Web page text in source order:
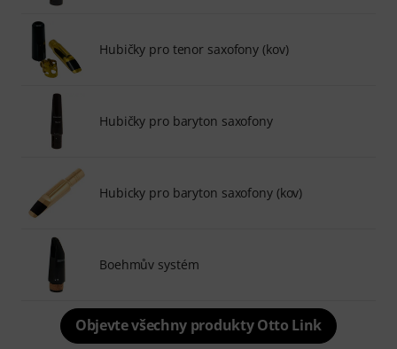
Hubičky pro tenor saxofony (kov)
Hubičky pro baryton saxofony
Hubicky pro baryton saxofony (kov)
Boehmův systém
Objevte všechny produkty Otto Link